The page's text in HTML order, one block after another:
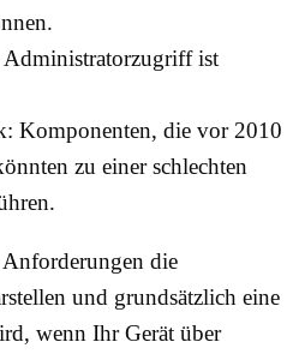
ist
Komponenten, die vor 2010
zu einer schlechten
die
und grundsätzlich eine
wenn Ihr Gerät über